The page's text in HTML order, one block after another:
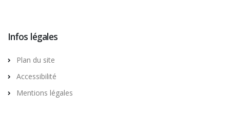
Infos légales
Plan du site
Accessibilité
Mentions légales